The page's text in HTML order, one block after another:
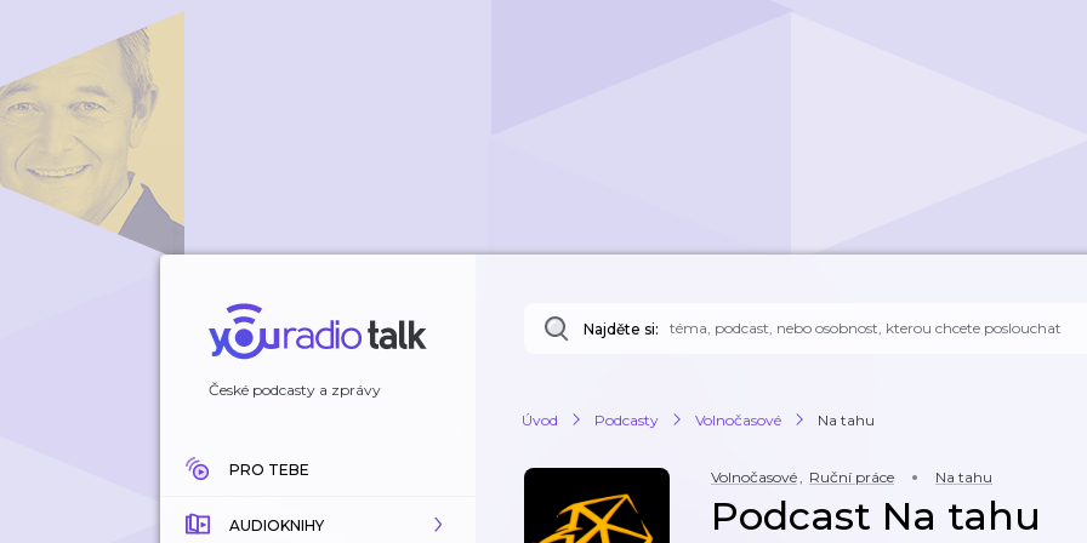
České podcasty a zprávy
PRO TEBE
AUDIOKNIHY
Najděte si:
Úvod Podcasty Volnočasové Na tahu
Volnočasové, Ruční práce Na tahu
Podcast Na tahu